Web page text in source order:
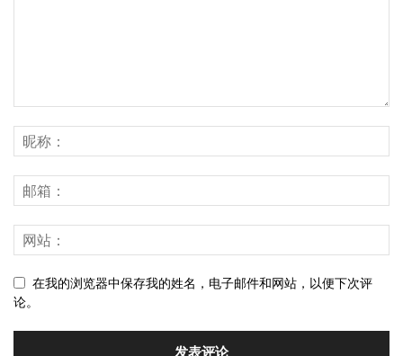
在我的浏览器中保存我的姓名，电子邮件和网站，以便下次评
论。